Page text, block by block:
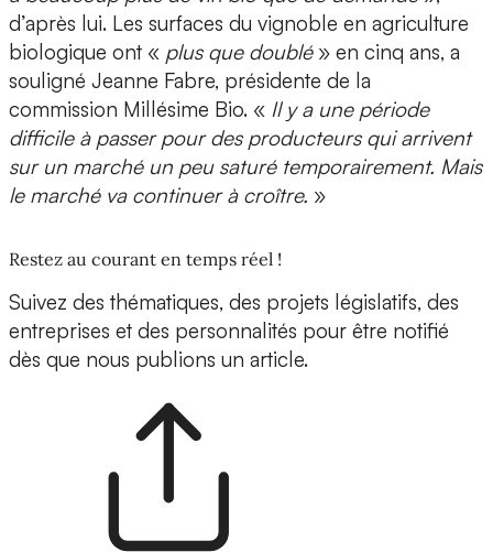
d’après lui. Les surfaces du vignoble en agriculture
biologique ont « plus que doublé » en cinq ans, a
souligné Jeanne Fabre, présidente de la
commission Millésime Bio. « Il y a une période
difficile à passer pour des producteurs qui arrivent
sur un marché un peu saturé temporairement. Mais
le marché va continuer à croître. »
Restez au courant en temps réel !
Suivez des thématiques, des projets législatifs, des
entreprises et des personnalités pour être notifié
dès que nous publions un article.